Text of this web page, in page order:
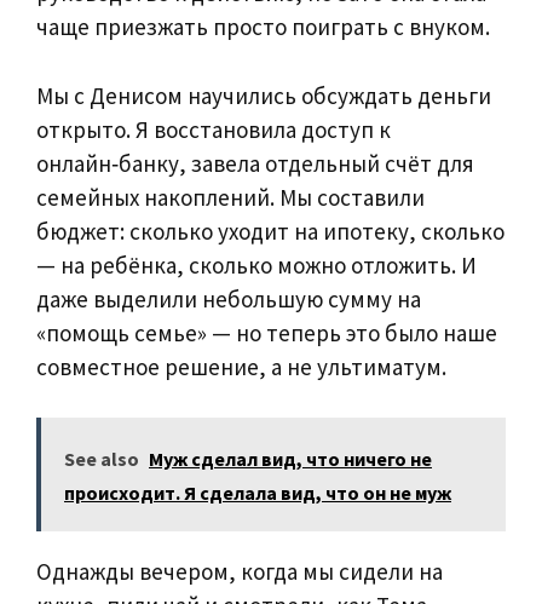
чаще приезжать просто поиграть с внуком.
Мы с Денисом научились обсуждать деньги
открыто. Я восстановила доступ к
онлайн‑банку, завела отдельный счёт для
семейных накоплений. Мы составили
бюджет: сколько уходит на ипотеку, сколько
— на ребёнка, сколько можно отложить. И
даже выделили небольшую сумму на
«помощь семье» — но теперь это было наше
совместное решение, а не ультиматум.
See also Муж сделал вид, что ничего не
происходит. Я сделала вид, что он не муж
Однажды вечером, когда мы сидели на